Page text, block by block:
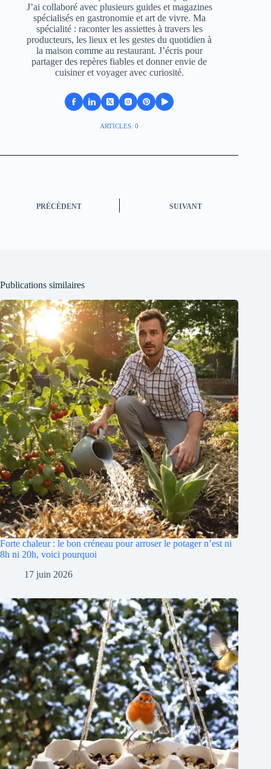
J’ai collaboré avec plusieurs guides et magazines
spécialisés en gastronomie et art de vivre. Ma
spécialité : raconter les assiettes à travers les
producteurs, les lieux et les gestes du quotidien à
la maison comme au restaurant. J’écris pour
partager des repères fiables et donner envie de
cuisiner et voyager avec curiosité.
ARTICLES: 0
PRÉCÉDENT SUIVANT
Publications similaires
Forte chaleur : le bon créneau pour arroser le potager n’est ni
8h ni 20h, voici pourquoi
17 juin 2026